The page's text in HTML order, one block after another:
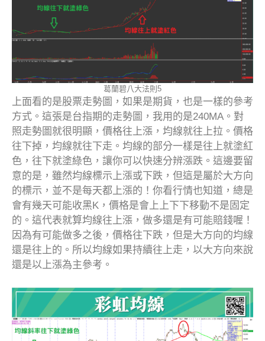
葛蘭碧八大法則5
上面看的是股票走勢圖，如果是期貨，也是一樣的參考
方式。這張是台指期的走勢圖，我用的是240MA。對
照走勢圖就很明顯，價格往上漲，均線就往上拉。價格
往下掉，均線就往下走。均線的部分一樣是往上就塗紅
色，往下就塗綠色，讓你可以快速分辨漲跌。這邊要留
意的是，雖然均線標示上漲或下跌，但這是屬於大方向
的標示，並不是每天都上漲的！你看行情也知道，總是
會有幾天可能收黑K，價格是會上上下下移動不是固定
的。這代表就算均線往上漲，做多還是有可能賠錢喔！
因為有可能做多之後，價格往下跌，但是大方向的均線
還是往上的。所以均線如果持續往上走，以大方向來說
還是以上漲為主參考。